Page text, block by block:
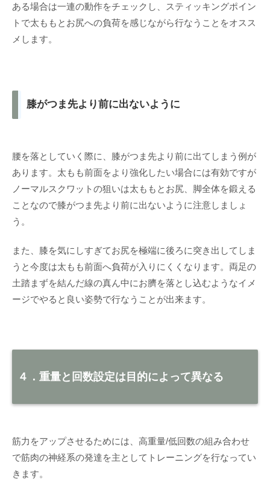
ある場合は一連の動作をチェックし、スティッキングポイン
トで太ももとお尻への負荷を感じながら行なうことをオスス
メします。
膝がつま先より前に出ないように
腰を落としていく際に、膝がつま先より前に出てしまう例が
あります。太もも前面をより強化したい場合には有効ですが
ノーマルスクワットの狙いは太ももとお尻、脚全体を鍛える
ことなので膝がつま先より前に出ないように注意しましょ
う。
また、膝を気にしすぎてお尻を極端に後ろに突き出してしま
うと今度は太もも前面へ負荷が入りにくくなります。両足の
土踏まずを結んだ線の真ん中にお臍を落とし込むようなイメ
ージでやると良い姿勢で行なうことが出来ます。
４．重量と回数設定は目的によって異なる
筋力をアップさせるためには、高重量/低回数の組み合わせ
で筋肉の神経系の発達を主としてトレーニングを行なってい
きます。